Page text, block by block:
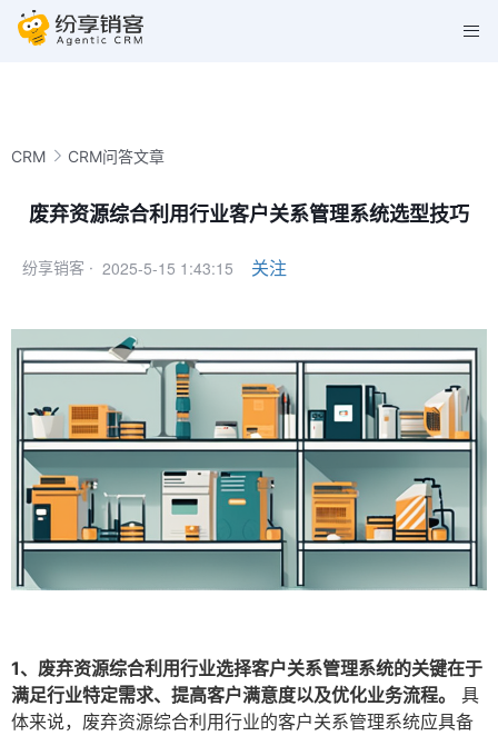
CRM CRM问答文章
废弃资源综合利用行业客户关系管理系统选型技巧
纷享销客 · 2025-5-15 1:43:15 关注
1、废弃资源综合利用行业选择客户关系管理系统的关键在于
满足行业特定需求、提高客户满意度以及优化业务流程。
具
体来说，废弃资源综合利用行业的客户关系管理系统应具备